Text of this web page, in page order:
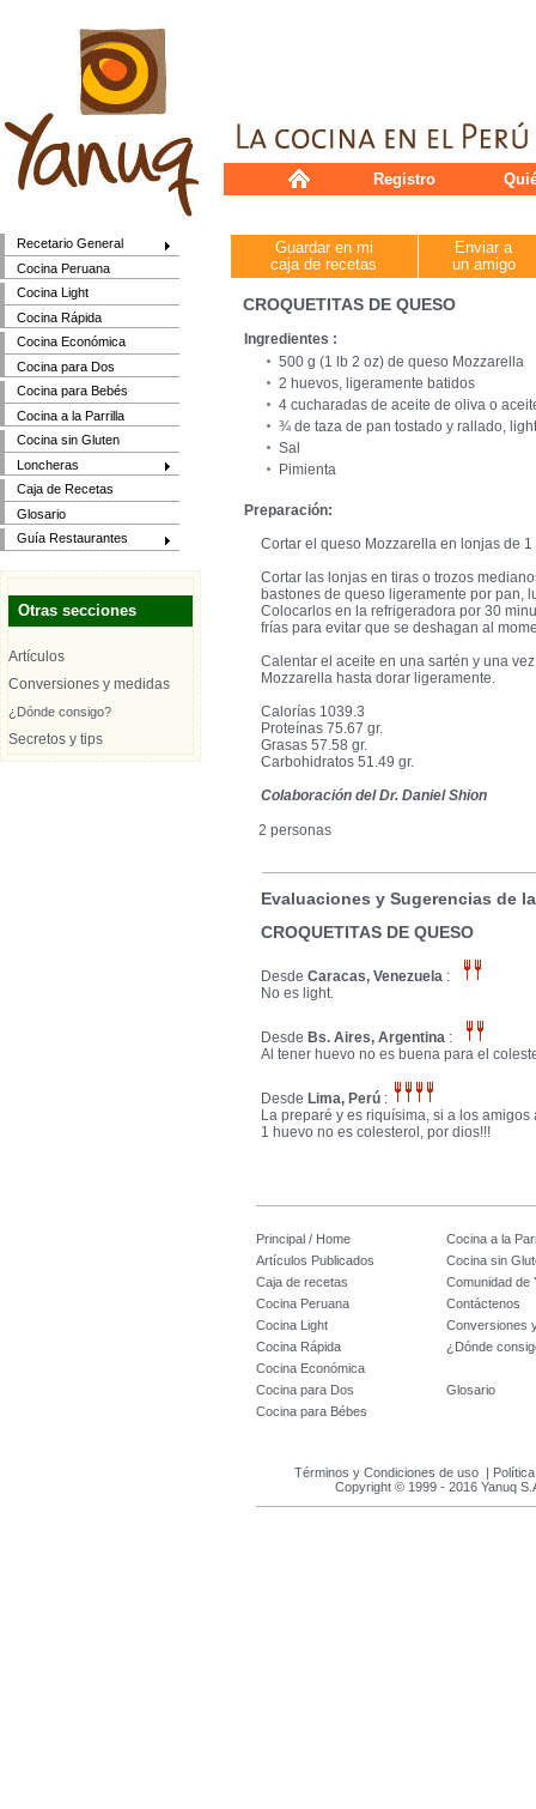
Recetario General
Cocina Peruana
Cocina Light
Cocina Rápida
Cocina Económica
Cocina para Dos
Cocina para Bebés
Cocina a la Parrilla
Cocina sin Gluten
Loncheras
Caja de Recetas
Glosario
Guía Restaurantes
Otras secciones
Artículos
Conversiones y medidas
¿Dónde consigo?
Secretos y tips
Registro
Guardar en mi
caja de recetas
Enviar a
un amigo
CROQUETITAS DE QUESO
Ingredientes :
500 g (1 lb 2 oz) de queso Mozzarella
2 huevos, ligeramente batidos
4 cucharadas de aceite de oliva o
¾ de taza de pan tostado y rallado, light
Sal
Pimienta
Preparación:
Cortar el queso Mozzarella en lonjas de
Cortar las lonjas en tiras o trozos
bastones de queso ligeramente por pan,
Colocarlos en la refrigeradora por 30
frías para evitar que se deshagan al
Calentar el aceite en una sartén y una
Mozzarella hasta dorar ligeramente.
Calorías 1039.3
Proteínas 75.67 gr.
Grasas 57.58 gr.
Carbohidratos 51.49 gr.
Colaboración del Dr. Daniel Shion
2 personas
Evaluaciones y Sugerencias de
CROQUETITAS DE QUESO
DesdeCaracas, Venezuela :
No es light.
Desde Bs. Aires, Argentina :
Al tener huevo no es buena para el
Desde Lima, Perú :
La preparé y es riquísima, si a los
1 huevo no es colesterol, por dios!!!
Principal / Home
Cocina a la
Artículos Publicados
Cocina sin
Caja de recetas
Comunidad de
Cocina Peruana
Contáctenos
Cocina Light
Conversiones
Cocina Rápida
¿Dónde
Cocina Económica
Cocina para Dos
Glosario
Cocina para Bébes
Términos y Condiciones de uso |
Copyright © 1999 - 2016 Yanuq